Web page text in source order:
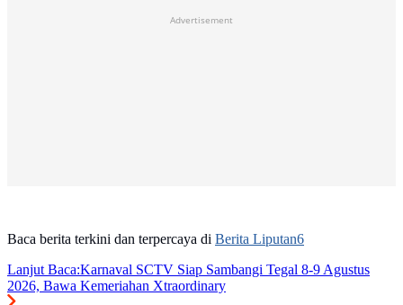
Advertisement
Baca berita terkini dan terpercaya di Berita Liputan6
Lanjut Baca:Karnaval SCTV Siap Sambangi Tegal 8-9 Agustus
2026, Bawa Kemeriahan Xtraordinary